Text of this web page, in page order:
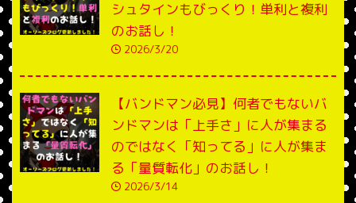
シュタインもびっくり！単利と複利
のお話し！
2026/3/20
【バンドマン必見】何者でもないバ
ンドマンは「上手さ」に人が集まる
のではなく「知ってる」に人が集ま
る「量質転化」のお話し！
2026/3/14